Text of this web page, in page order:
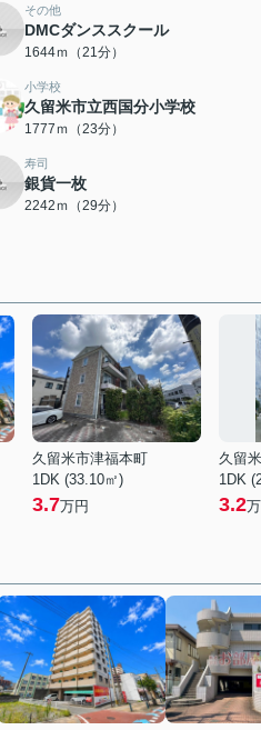
その他
DMCダンススクール
1644ｍ（21分）
小学校
久留米市立西国分小学校
1777ｍ（23分）
寿司
銀貨一枚
2242ｍ（29分）
久留米市津福本町
1DK (33.10㎡)
3.7万円
久留
1DK
3.2